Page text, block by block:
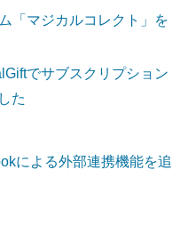
「マジカルコレクト」を
でサブスクリプション
た
による外部連携機能を追